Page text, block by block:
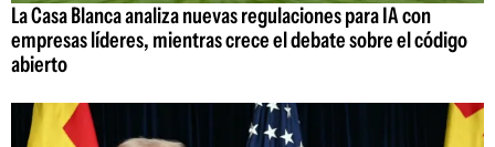
La Casa Blanca analiza nuevas regulaciones para IA con
empresas líderes, mientras crece el debate sobre el código
abierto